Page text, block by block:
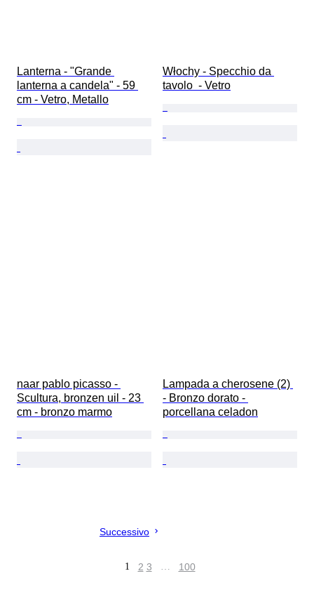
Lanterna - "Grande
lanterna a candela" - 59
cm - Vetro, Metallo
Włochy - Specchio da
tavolo  - Vetro
naar pablo picasso -
Scultura, bronzen uil - 23
cm - bronzo marmo
Lampada a cherosene (2)
- Bronzo dorato -
porcellana celadon
Successivo
1 2 3 … 100